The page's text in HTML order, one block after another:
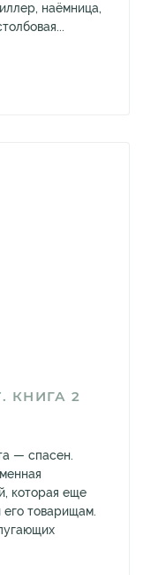
наёмница,
КНИГА 2
— спасен.
которая еще
товарищам.